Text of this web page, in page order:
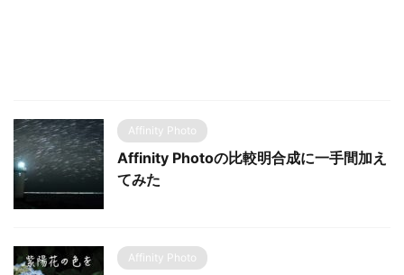
Affinity Photo
Affinity Photoの比較明合成に一手間加え
てみた
Affinity Photo